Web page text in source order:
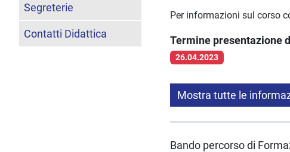
Per informazioni sul corso
Termine presentazione
26.04.2023
Mostra tutte le
Bando percorso di
Segreterie
Contatti Didattica